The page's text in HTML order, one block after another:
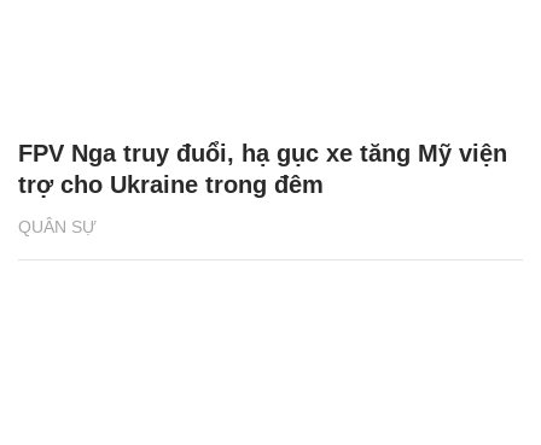
QUÂN SỰ
FPV Nga truy đuổi, hạ gục xe tăng Mỹ viện
trợ cho Ukraine trong đêm